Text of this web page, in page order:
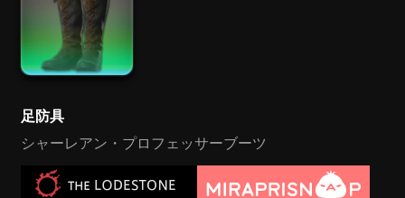
足防具
シャーレアン・プロフェッサーブーツ